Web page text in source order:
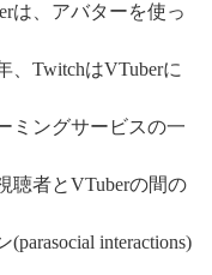
は、アバターを使っ
、 TwitchはVTuberに
ミングサービスの一
聴者とVTuberの間の
(parasocial interactions)